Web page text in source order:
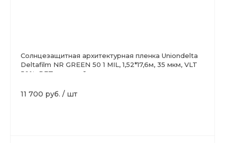
Солнцезащитная архитектурная пленка Uniondelta
Deltafilm NR GREEN 50 1 MIL, 1,52*17,6м, 35 мкм, VLT
50%, PET, зеленый
11 700 руб. / шт